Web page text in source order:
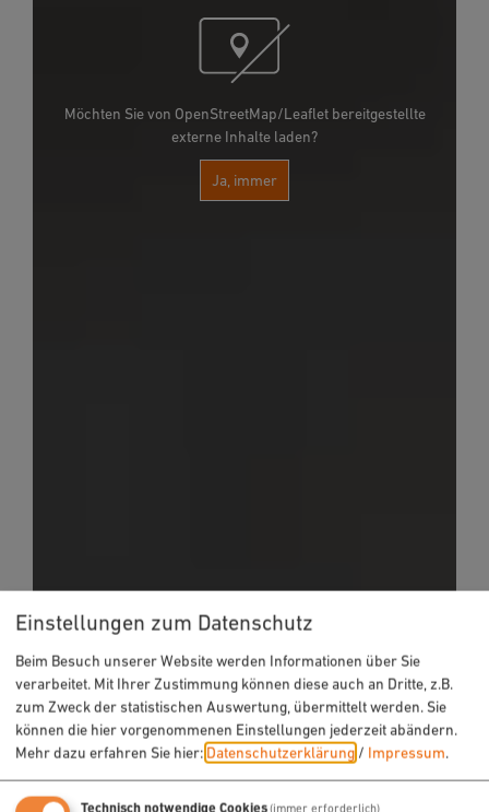
Möchten Sie von OpenStreetMap/Leaflet bereitgestellte
externe Inhalte laden?
Ja, immer
Einstellungen zum Datenschutz
Beim Besuch unserer Website werden Informationen über Sie
verarbeitet. Mit Ihrer Zustimmung können diese auch an Dritte, z.B.
zum Zweck der statistischen Auswertung, übermittelt werden. Sie
können die hier vorgenommenen Einstellungen jederzeit abändern.
Mehr dazu erfahren Sie hier:Datenschutzerklärung / Impressum.
Technisch notwendige Cookies(immer erforderlich)